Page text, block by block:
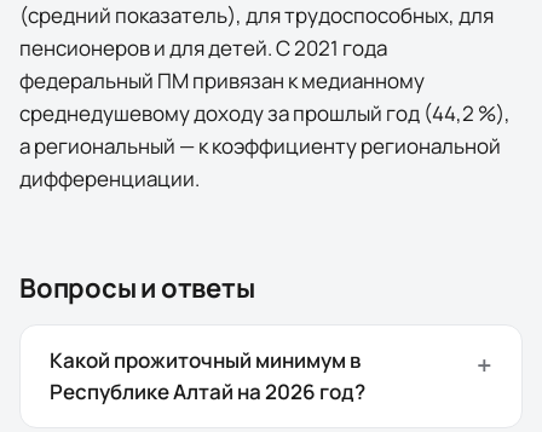
(средний показатель), для трудоспособных, для
пенсионеров и для детей. С 2021 года
федеральный ПМ привязан к медианному
среднедушевому доходу за прошлый год (44,2 %),
а региональный — к коэффициенту региональной
дифференциации.
Вопросы и ответы
Какой прожиточный минимум в
Республике Алтай на 2026 год?